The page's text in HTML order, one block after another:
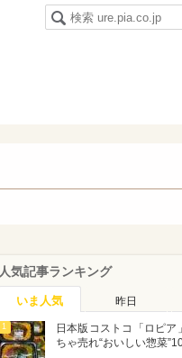
人気記事ランキング
いま人気 昨日
1
日本版コストコ「ロピア
ちゃ売れ“おいしい惣菜